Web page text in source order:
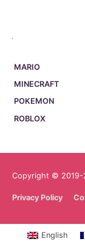
MARIO
MINECRAFT
POKEMON
ROBLOX
Copyright © 2019-
Privacy Policy
English